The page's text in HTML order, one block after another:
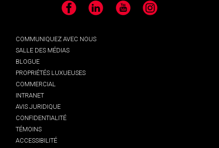
Facebook LinkedIn YouTube Instagram
COMMUNIQUEZ AVEC NOUS
SALLE DES MÉDIAS
BLOGUE
PROPRIÉTÉS LUXUEUSES
COMMERCIAL
INTRANET
AVIS JURIDIQUE
CONFIDENTIALITÉ
TÉMOINS
ACCESSIBILITÉ